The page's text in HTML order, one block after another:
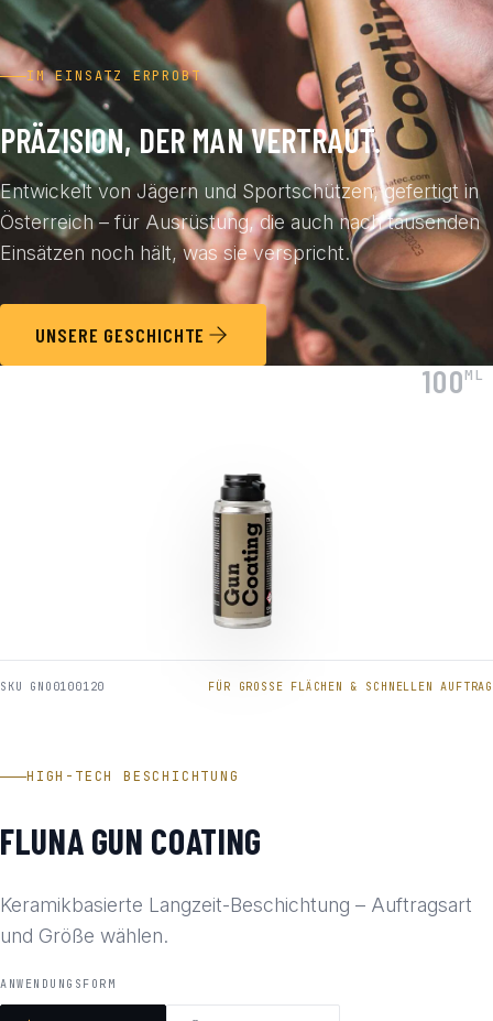
IM EINSATZ ERPROBT
PRÄZISION, DER MAN VERTRAUT.
Entwickelt von Jägern und Sportschützen, gefertigt in
Österreich – für Ausrüstung, die auch nach tausenden
Einsätzen noch hält, was sie verspricht.
UNSERE GESCHICHTE
100ML
SKU GNO0100120 FÜR GROSSE FLÄCHEN & SCHNELLEN AUFTRAG
HIGH-TECH BESCHICHTUNG
FLUNA GUN COATING
Keramikbasierte Langzeit-Beschichtung – Auftragsart
und Größe wählen.
ANWENDUNGSFORM